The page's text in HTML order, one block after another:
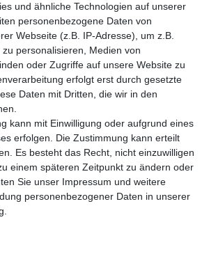
9.00 - 21.00
Hochgebirgs- oder
und ähnliche Technologien auf unserer
personenbezogene Daten von
Webseite (z.B. IP-Adresse), um z.B.
personalisieren, Medien von
oder Zugriffe auf unsere Website zu
erfolgt erst durch gesetzte
Daten mit Dritten, die wir in den
kann mit Einwilligung oder aufgrund eines
erfolgen. Die Zustimmung kann erteilt
Es besteht das Recht, nicht einzuwilligen
einem späteren Zeitpunkt zu ändern oder
Sie unser Impressum und weitere
personenbezogener Daten in unserer